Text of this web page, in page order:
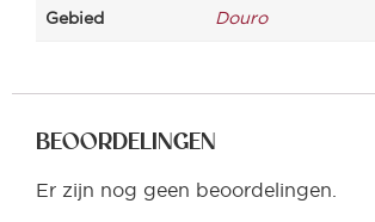
Gebied Douro
BEOORDELINGEN
Er zijn nog geen beoordelingen.